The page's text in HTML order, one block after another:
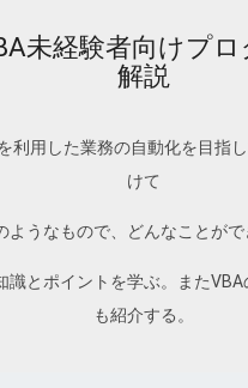
未経験者向けプ
解説
利用した業務の自動化を目指
けて
ようなもので、どんなことが
識とポイントを学ぶ。また
も紹介する。